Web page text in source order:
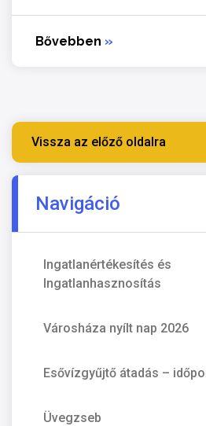
Bővebben »
Vissza az előző oldalra
Navigáció
Ingatlanértékesítés és
Ingatlanhasznosítás
Városháza nyílt nap 2026
Esővízgyűjtő átadás –
Üvegzseb